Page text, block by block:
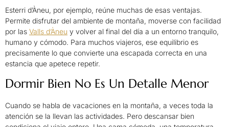
Esterri d’Àneu, por ejemplo, reúne muchas de esas ventajas.
Permite disfrutar del ambiente de montaña, moverse con facilidad
por las Valls d’Àneu y volver al final del día a un entorno tranquilo,
humano y cómodo. Para muchos viajeros, ese equilibrio es
precisamente lo que convierte una escapada correcta en una
estancia que apetece repetir.
Dormir Bien No Es Un Detalle Menor
Cuando se habla de vacaciones en la montaña, a veces toda la
atención se la llevan las actividades. Pero descansar bien